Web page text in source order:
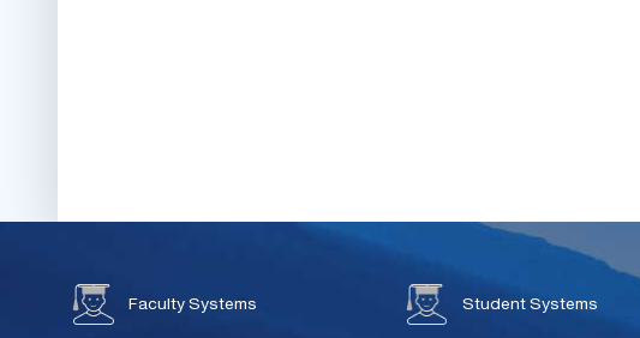
Faculty Systems Student Systems